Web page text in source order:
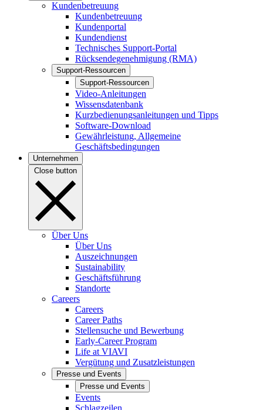
Kundenbetreuung
Kundenbetreuung
Kundenportal
Kundendienst
Technisches Support-Portal
Rücksendegenehmigung (RMA)
Support-Ressourcen
Support-Ressourcen
Video-Anleitungen
Wissensdatenbank
Kurzbedienungsanleitungen und Tipps
Software-Download
Gewährleistung, Allgemeine
Geschäftsbedingungen
Unternehmen
Close button
Über Uns
Über Uns
Auszeichnungen
Sustainability
Geschäftsführung
Standorte
Careers
Careers
Career Paths
Stellensuche und Bewerbung
Early-Career Program
Life at VIAVI
Vergütung und Zusatzleistungen
Presse und Events
Presse und Events
Events